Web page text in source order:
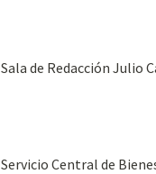
Sala de Redacción Julio
Servicio Central de